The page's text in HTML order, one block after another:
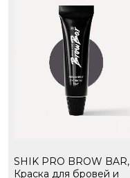
SHIK PRO BROW BAR,
Краска для бровей и